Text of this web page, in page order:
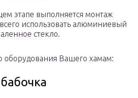
этапе выполняется монтаж
использовать алюминиевый
стекло.
оборудования Вашего хамам: